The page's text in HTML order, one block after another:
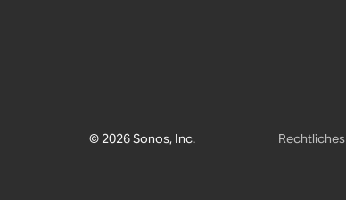
© 2026 Sonos, Inc. Rechtliches